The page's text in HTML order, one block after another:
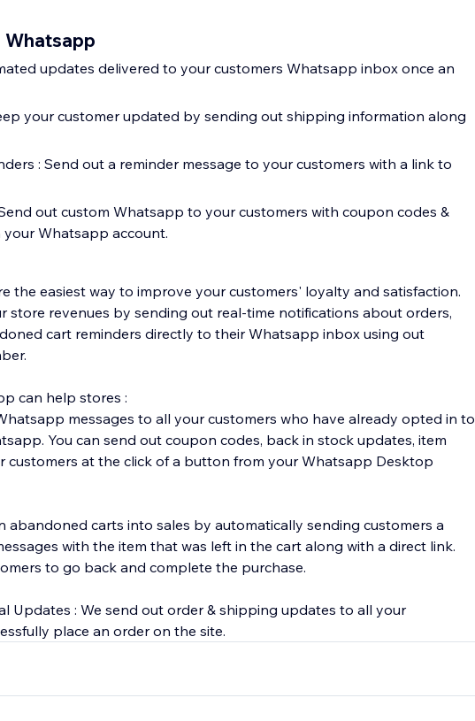
Whatsapp
updates delivered to your customers Whatsapp inbox once an
your customer updated by sending out shipping information along
: Send out a reminder message to your customers with a link to
out custom Whatsapp to your customers with coupon codes &
Whatsapp account.
the easiest way to improve your customers' loyalty and satisfaction.
store revenues by sending out real-time notifications about orders,
cart reminders directly to their Whatsapp inbox using out
can help stores :
messages to all your customers who have already opted in to
You can send out coupon codes, back in stock updates, item
customers at the click of a button from your Whatsapp Desktop
abandoned carts into sales by automatically sending customers a
with the item that was left in the cart along with a direct link.
to go back and complete the purchase.
Updates : We send out order & shipping updates to all your
place an order on the site.